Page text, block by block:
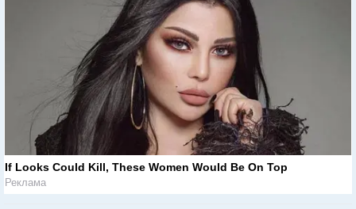
If Looks Could Kill, These Women Would Be On Top
Реклама